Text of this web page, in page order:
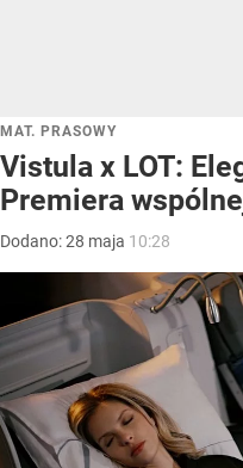
MAT. PRASOWY
Vistula x LOT:
Premiera
Dodano:28 maja 10:28